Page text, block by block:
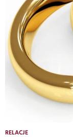
RELACJE